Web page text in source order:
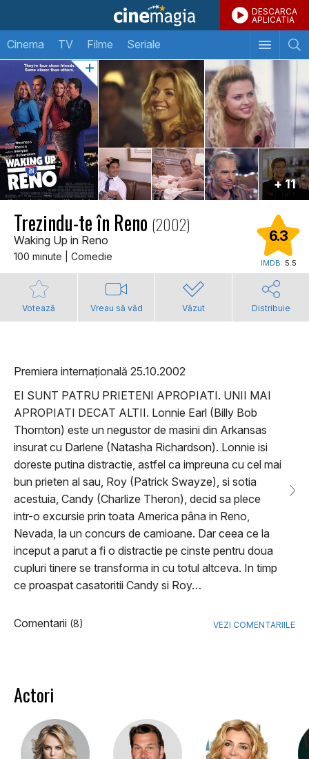
DESCARCA
APLICATIA
Cinema TV Filme Seriale
+ 11
Trezindu-te în Reno (2002)
Waking Up in Reno
100 minute | Comedie
6.3
IMDB: 5.5
Votează Vreau să văd Văzut Distribuie
Premiera internațională 25.10.2002
EI SUNT PATRU PRIETENI APROPIATI. UNII MAI
APROPIATI DECAT ALTII. Lonnie Earl (Billy Bob
Thornton) este un negustor de masini din Arkansas
insurat cu Darlene (Natasha Richardson). Lonnie isi
doreste putina distractie, astfel ca impreuna cu cel mai
bun prieten al sau, Roy (Patrick Swayze), si sotia
acestuia, Candy (Charlize Theron), decid sa plece
intr-o excursie prin toata America pâna in Reno,
Nevada, la un concurs de camioane. Dar ceea ce la
inceput a parut a fi o distractie pe cinste pentru doua
cupluri tinere se transforma in cu totul altceva. In timp
ce proaspat casatoritii Candy si Roy…
Comentarii (8) VEZI COMENTARIILE
Actori